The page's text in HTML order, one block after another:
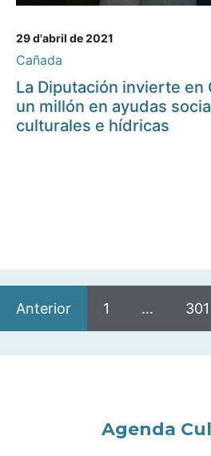
29 d'abril de 2021
Cañada
La Diputación invierte en
un millón en ayudas
culturales e hídricas
Anterior 1 … 301
Agenda